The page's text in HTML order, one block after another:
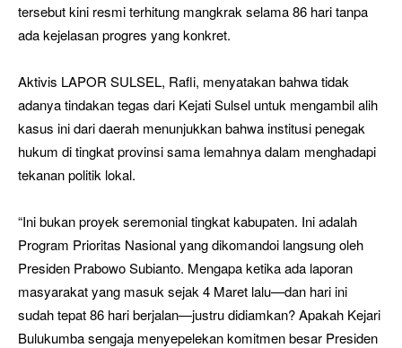
tersebut kini resmi terhitung mangkrak selama 86 hari tanpa
ada kejelasan progres yang konkret.
Aktivis LAPOR SULSEL, Rafli, menyatakan bahwa tidak
adanya tindakan tegas dari Kejati Sulsel untuk mengambil alih
kasus ini dari daerah menunjukkan bahwa institusi penegak
hukum di tingkat provinsi sama lemahnya dalam menghadapi
tekanan politik lokal.
“Ini bukan proyek seremonial tingkat kabupaten. Ini adalah
Program Prioritas Nasional yang dikomandoi langsung oleh
Presiden Prabowo Subianto. Mengapa ketika ada laporan
masyarakat yang masuk sejak 4 Maret lalu—dan hari ini
sudah tepat 86 hari berjalan—justru didiamkan? Apakah Kejari
Bulukumba sengaja menyepelekan komitmen besar Presiden